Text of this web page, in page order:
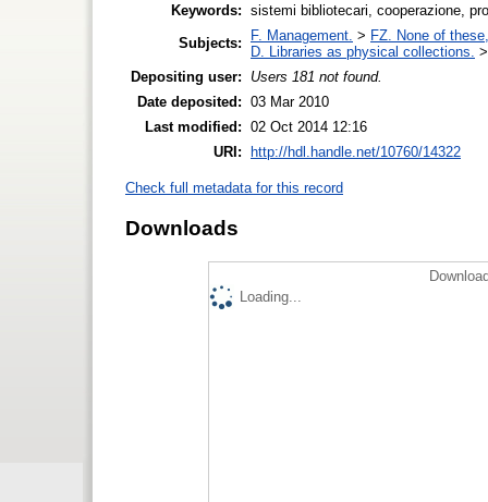
Keywords: sistemi bibliotecari, cooperazione,
Subjects:
F. Management. > FZ. None of
D. Libraries as physical collections.
Depositing user:
Users 181 not found.
Date deposited: 03 Mar 2010
Last modified: 02 Oct 2014 12:16
URI:
http://hdl.handle.net/10760/14322
Check full metadata for this record
Downloads
Loading...